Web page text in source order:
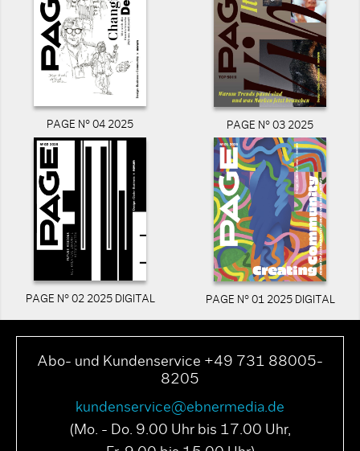
PAGE N° 04 2025 PAGE N° 03 2025
PAGE N° 02 2025 DIGITAL PAGE N° 01 2025 DIGITAL
Abo- und Kundenservice +49 731 88005-
8205
kundenservice@ebnermedia.de
(Mo. - Do. 9.00 Uhr bis 17.00 Uhr,